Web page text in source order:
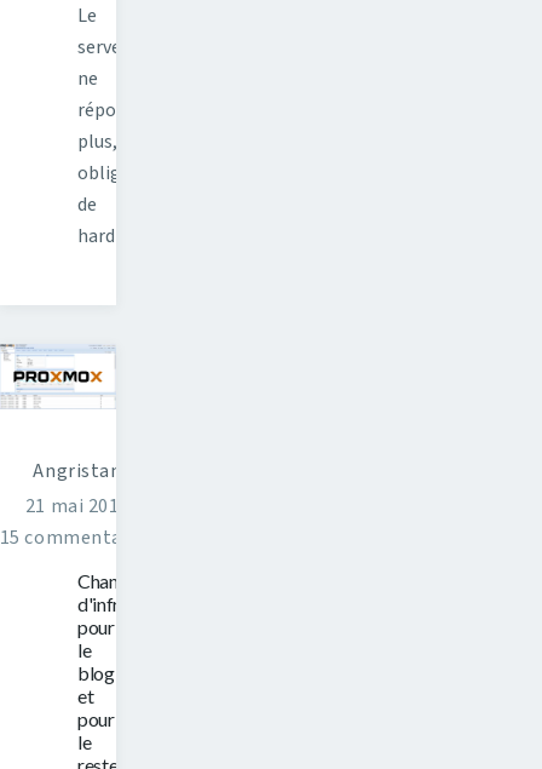
Le
serveur
ne
répond
plus,
obligé
de
hard…
Angristan
21 mai 2016
15 commentaires
Changement
d'infrastructure
pour
le
blog,
et
pour
le